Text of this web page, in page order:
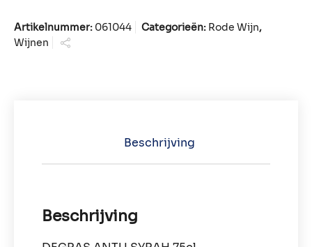
Artikelnummer: 061044 Categorieën: Rode Wijn,
Wijnen
Beschrijving
Beschrijving